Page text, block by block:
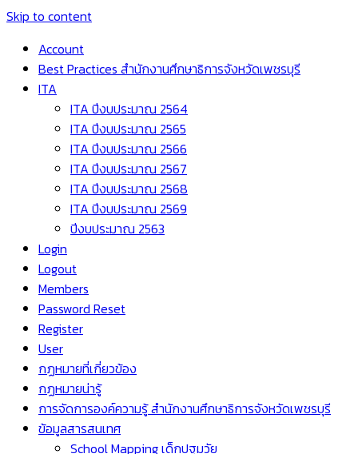
Skip to content
Account
Best Practices สำนักงานศึกษาธิการจังหวัดเพชรบุรี
ITA
ITA ปีงบประมาณ 2564
ITA ปีงบประมาณ 2565
ITA ปีงบประมาณ 2566
ITA ปีงบประมาณ 2567
ITA ปีงบประมาณ 2568
ITA ปีงบประมาณ 2569
ปีงบประมาณ 2563
Login
Logout
Members
Password Reset
Register
User
กฏหมายที่เกี่ยวข้อง
กฏหมายน่ารู้
การจัดการองค์ความรู้ สำนักงานศึกษาธิการจังหวัดเพชรบุรี
ข้อมูลสารสนเทศ
School Mapping เด็กปฐมวัย